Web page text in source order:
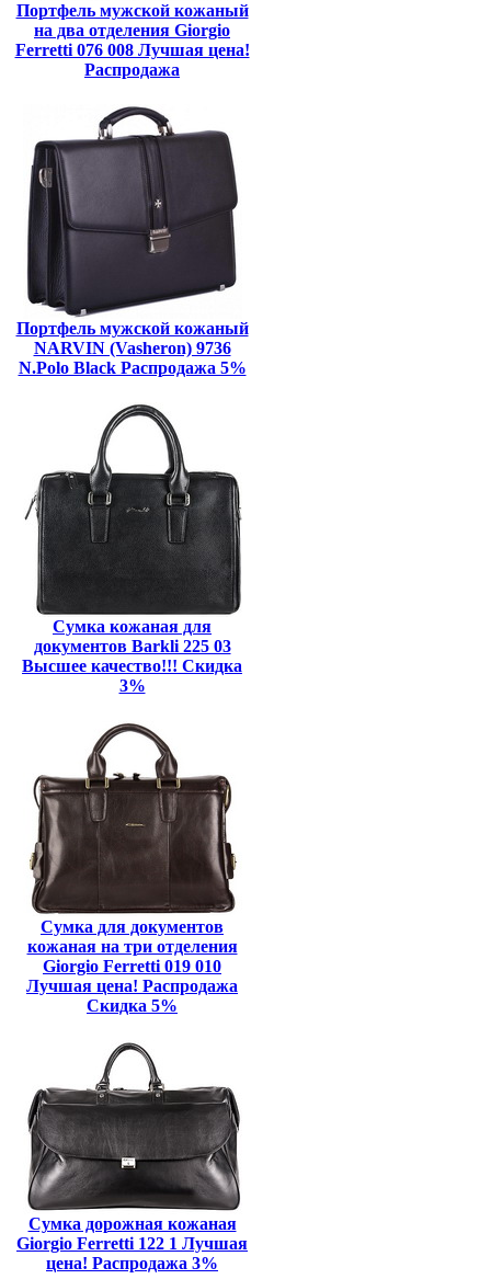
Портфель мужской кожаный
на два отделения Giorgio
Ferretti 076 008 Лучшая цена!
Распродажа
Портфель мужской кожаный
NARVIN (Vasheron) 9736
N.Polo Black Распродажа 5%
Сумка кожаная для
документов Barkli 225 03
Высшее качество!!! Скидка
3%
Сумка для документов
кожаная на три отделения
Giorgio Ferretti 019 010
Лучшая цена! Распродажа
Скидка 5%
Сумка дорожная кожаная
Giorgio Ferretti 122 1 Лучшая
цена! Распродажа 3%